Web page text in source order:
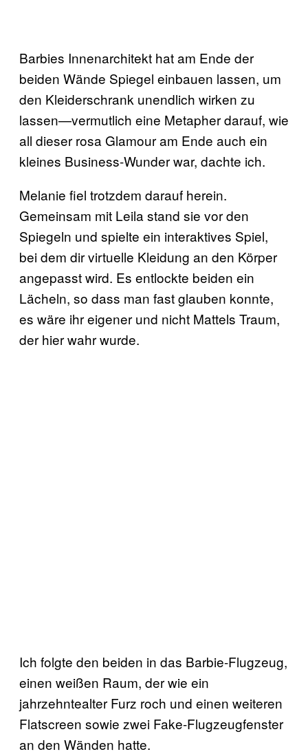
Barbies Innenarchitekt hat am Ende der
beiden Wände Spiegel einbauen lassen, um
den Kleiderschrank unendlich wirken zu
lassen—vermutlich eine Metapher darauf, wie
all dieser rosa Glamour am Ende auch ein
kleines Business-Wunder war, dachte ich.
Melanie fiel trotzdem darauf herein.
Gemeinsam mit Leila stand sie vor den
Spiegeln und spielte ein interaktives Spiel,
bei dem dir virtuelle Kleidung an den Körper
angepasst wird. Es entlockte beiden ein
Lächeln, so dass man fast glauben konnte,
es wäre ihr eigener und nicht Mattels Traum,
der hier wahr wurde.
Ich folgte den beiden in das Barbie-Flugzeug,
einen weißen Raum, der wie ein
jahrzehntealter Furz roch und einen weiteren
Flatscreen sowie zwei Fake-Flugzeugfenster
an den Wänden hatte.